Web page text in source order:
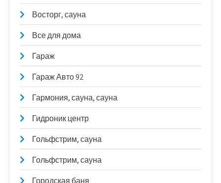
Восторг, сауна
Все для дома
Гараж
Гараж Авто 92
Гармония, сауна, сауна
Гидроник центр
Гольфстрим, сауна
Гольфстрим, сауна
Городская баня